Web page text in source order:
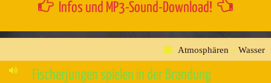
Infos und MP3-Sound-Download!
Atmosphären » Wasser
Fischerjungen spielen in der Brandung